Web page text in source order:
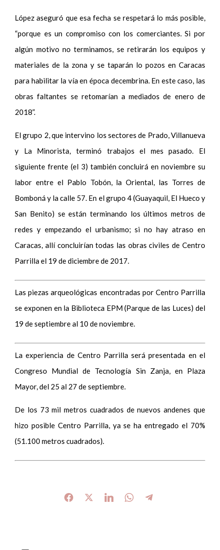
López aseguró que esa fecha se respetará lo más posible,
“porque es un compromiso con los comerciantes. Si por
algún motivo no terminamos, se retirarán los equipos y
materiales de la zona y se taparán lo pozos en Caracas
para habilitar la vía en época decembrina. En este caso, las
obras faltantes se retomarían a mediados de enero de
2018”.
El grupo 2, que intervino los sectores de Prado, Villanueva
y La Minorista, terminó trabajos el mes pasado. El
siguiente frente (el 3) también concluirá en noviembre su
labor entre el Pablo Tobón, la Oriental, las Torres de
Bomboná y la calle 57. En el grupo 4 (Guayaquil, El Hueco y
San Benito) se están terminando los últimos metros de
redes y empezando el urbanismo; si no hay atraso en
Caracas, allí concluirían todas las obras civiles de Centro
Parrilla el 19 de diciembre de 2017.
Las piezas arqueológicas encontradas por Centro Parrilla
se exponen en la Biblioteca EPM (Parque de las Luces) del
19 de septiembre al 10 de noviembre.
La experiencia de Centro Parrilla será presentada en el
Congreso Mundial de Tecnología Sin Zanja, en Plaza
Mayor, del 25 al 27 de septiembre.
De los 73 mil metros cuadrados de nuevos andenes que
hizo posible Centro Parrilla, ya se ha entregado el 70%
(51.100 metros cuadrados).